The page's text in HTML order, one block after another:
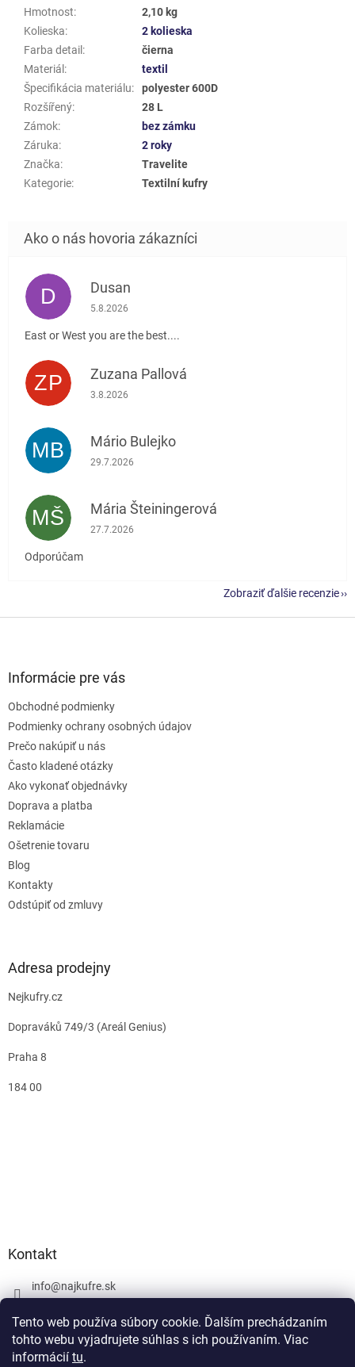
Tento web používa súbory cookie. Ďalším prechádzaním
tohto webu vyjadrujete súhlas s ich používaním. Viac
informácií tu.
Hmotnost:
2,10 kg
Kolieska:
2 kolieska
Farba detail :
čierna
Materiál :
textil
Špecifikácia materiálu:
polyester 600D
Rozšířený:
28 L
Zámok:
bez zámku
Záruka:
2 roky
Značka:
Travelite
Kategorie: Textilní kufry
D Dusan
Hodnotenie obchodu je 5 z 5 hviezdičiek.
5.8.2026
East or West you are the best....
ZP Zuzana Pallová
Hodnotenie obchodu je 5 z 5 hviezdičiek.
3.8.2026
MB Mário Bulejko
Hodnotenie obchodu je 5 z 5 hviezdičiek.
29.7.2026
MŠ Mária Šteiningerová
Hodnotenie obchodu je 5 z 5 hviezdičiek.
27.7.2026
Odporúčam
Zobraziť ďalšie recenzie
Informácie pre vás
Obchodné podmienky
Podmienky ochrany osobných údajov
Prečo nakúpiť u nás
Často kladené otázky
Ako vykonať objednávky
Doprava a platba
Reklamácie
Ošetrenie tovaru
Blog
Kontakty
Odstúpiť od zmluvy
Adresa prodejny
Nejkufry.cz
Dopraváků 749/3 (Areál Genius)
Praha 8
184 00
Kontakt
info@najkufre.sk
Facebook